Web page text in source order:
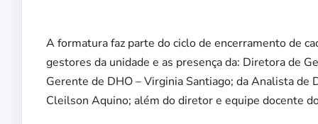
A formatura faz parte do ciclo de encerramento de
gestores da unidade e as presença da: Diretora de
Gerente de DHO – Virginia Santiago; da Analista
Cleilson Aquino; além do diretor e equipe docente